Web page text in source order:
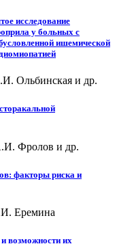
исследование
у больных с
ишемической
Ольбинская и др.
Фролов и др.
факторы риска и
Еремина
возможности их